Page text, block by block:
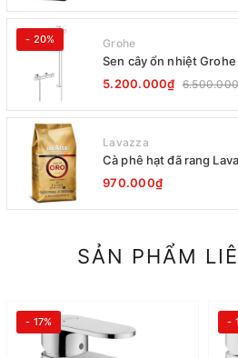
- 20% Grohe
Sen cây ổn nhiệt
5.200.000₫
Lavazza
Cà phê hạt đã rang
970.000₫
SẢN PHẨM
- 17% -